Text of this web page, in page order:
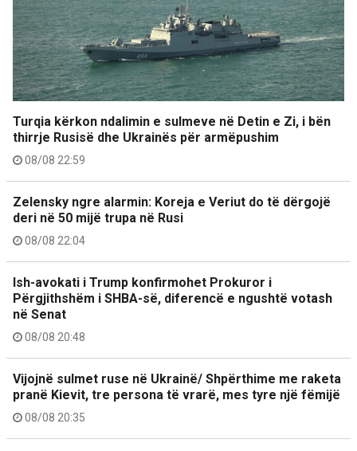
Turqia kërkon ndalimin e sulmeve në Detin e Zi, i bën
thirrje Rusisë dhe Ukrainës për armëpushim
08/08 22:59
Zelensky ngre alarmin: Koreja e Veriut do të dërgojë
deri në 50 mijë trupa në Rusi
08/08 22:04
Ish-avokati i Trump konfirmohet Prokuror i
Përgjithshëm i SHBA-së, diferencë e ngushtë votash
në Senat
08/08 20:48
Vijojnë sulmet ruse në Ukrainë/ Shpërthime me raketa
pranë Kievit, tre persona të vrarë, mes tyre një fëmijë
08/08 20:35